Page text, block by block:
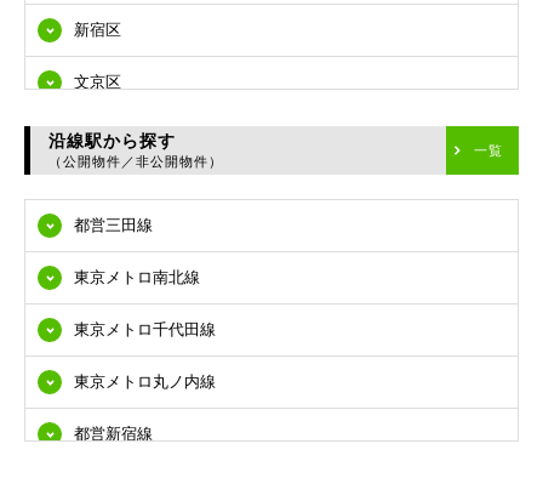
新宿区
文京区
台東区
江東区
品川区
目黒区
大田区
世田谷区
沿線駅から探す
（公開物件／非公開物件）
一覧
都営三田線
東京メトロ南北線
東京メトロ千代田線
東京メトロ丸ノ内線
都営新宿線